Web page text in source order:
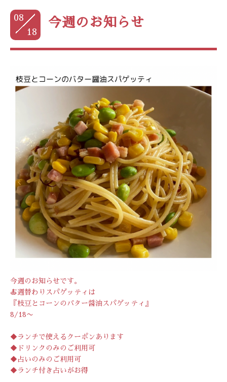
08
18
今週のお知らせ
今週のお知らせです。
🍝週替わりスパゲッティは
『枝豆とコーンのバター醤油スパゲッティ』
8/18〜
◆ランチで使えるクーポンあります
◆ドリンクのみのご利用可
◆占いのみのご利用可
◆ランチ付き占いがお得